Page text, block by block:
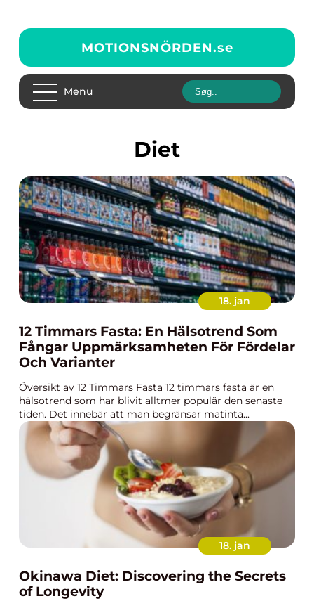
MOTIONSNÖRDEN.se
Menu
Diet
18. jan
12 Timmars Fasta: En Hälsotrend Som
Fångar Uppmärksamheten För Fördelar
Och Varianter
Översikt av 12 Timmars Fasta 12 timmars fasta är en
hälsotrend som har blivit alltmer populär den senaste
tiden. Det innebär att man begränsar matinta...
18. jan
Okinawa Diet: Discovering the Secrets
of Longevity